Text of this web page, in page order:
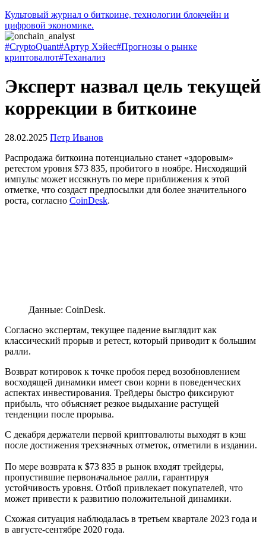
Культовый журнал о биткоине, технологии блокчейн и
цифровой экономике.
#CryptoQuant#Артур Хэйес#Прогнозы о рынке
криптовалют#Теханализ
Эксперт назвал цель текущей
коррекции в биткоине
28.02.2025 Петр Иванов
Распродажа биткоина потенциально станет «здоровым»
ретестом уровня $73 835, пробитого в ноябре. Нисходящий
импульс может иссякнуть по мере приближения к этой
отметке, что создаст предпосылки для более значительного
роста, согласно CoinDesk.
Данные: CoinDesk.
Согласно экспертам, текущее падение выглядит как
классический прорыв и ретест, который приводит к большим
ралли.
Возврат котировок к точке пробоя перед возобновлением
восходящей динамики имеет свои корни в поведенческих
аспектах инвестирования. Трейдеры быстро фиксируют
прибыль, что объясняет резкое выдыхание растущей
тенденции после прорыва.
С декабря держатели первой криптовалюты выходят в кэш
после достижения трехзначных отметок, отметили в издании.
По мере возврата к $73 835 в рынок входят трейдеры,
пропустившие первоначальное ралли, гарантируя
устойчивость уровня. Отбой привлекает покупателей, что
может привести к развитию положительной динамики.
Схожая ситуация наблюдалась в третьем квартале 2023 года и
в августе-сентябре 2020 года.